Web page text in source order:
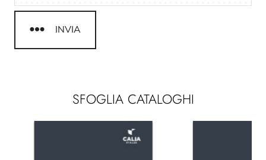
SFOGLIA CATALOGHI
INVIA